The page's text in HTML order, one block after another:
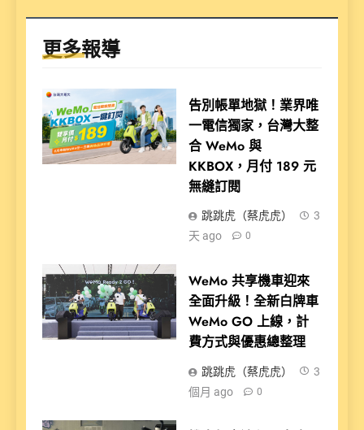
更多報導
告別帳單地獄！業界唯
一電信獨家，台灣大整
合 WeMo 與
KKBOX，月付 189 元
無縫訂閱
跳跳虎（蔡虎虎）
3
天 ago
0
WeMo 共享機車迎來
全面升級！全新白牌車
WeMo GO 上線，計
費方式與優惠總整理
跳跳虎（蔡虎虎）
3
個月 ago
0